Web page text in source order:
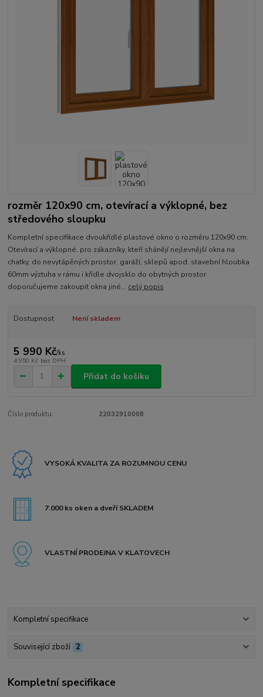
rozměr 120x90 cm, otevírací a výklopné, bez
středového sloupku
Kompletní specifikace dvoukřídlé plastové okno o rozměru 120x90 cm.
Otevírací a výklopné. pro zákazníky, kteří shánějí nejlevnější okna na
chatky, do nevytápěných prostor, garáží, sklepů apod. stavební hloubka
60mm výztuha v rámu i křídle dvojsklo do obytných prostor
doporučujeme zakoupit okna jiné... celý popis
Dostupnost Není skladem
5 990 Kč/ks
4 950 Kč bez DPH
Přidat do košíku
Číslo produktu: 22032910008
VYSOKÁ KVALITA ZA ROZUMNOU CENU
7.000 ks oken a dveří SKLADEM
VLASTNÍ PRODEJNA V KLATOVECH
Kompletní specifikace
Související zboží 2
Kompletní specifikace